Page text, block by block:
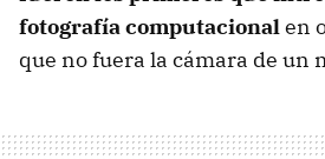
fotografía computacionalen
que no fuera la cámara de un